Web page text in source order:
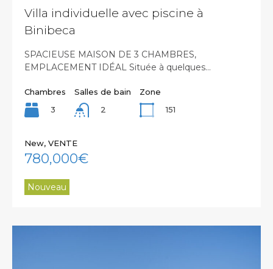
Villa individuelle avec piscine à
Binibeca
SPACIEUSE MAISON DE 3 CHAMBRES,
EMPLACEMENT IDÉAL Située à quelques…
Chambres
3
Salles de bain
2
Zone
151
New, VENTE
780,000€
Nouveau